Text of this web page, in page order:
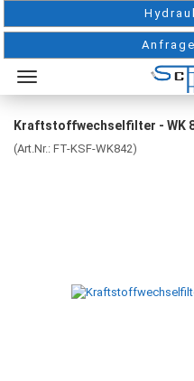
Kraftstoffwechselfilter - WK
(Art.Nr.: FT-KSF-WK842)